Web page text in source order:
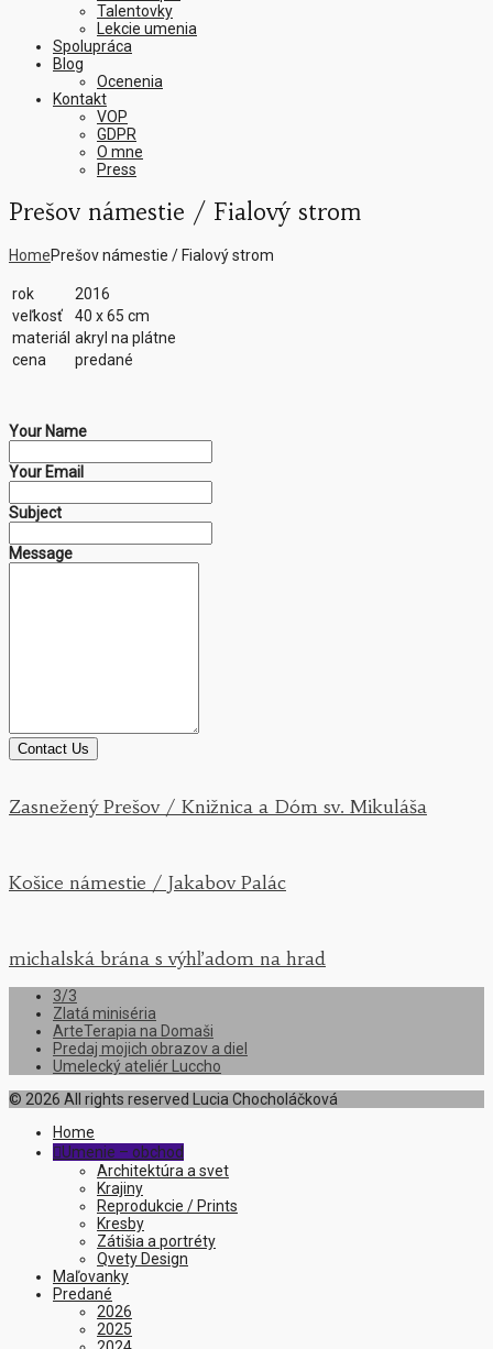
Talentovky
Lekcie umenia
Spolupráca
Blog
Ocenenia
Kontakt
VOP
GDPR
O mne
Press
Prešov námestie / Fialový strom
HomePrešov námestie / Fialový strom
rok
2016
veľkosť
40 x 65 cm
materiál akryl na plátne
cena
predané
Your Name
Your Email
Subject
Message
Contact Us
Zasnežený Prešov / Knižnica a Dóm sv. Mikuláša
Košice námestie / Jakabov Palác
michalská brána s výhľadom na hrad
3/3
Zlatá miniséria
ArteTerapia na Domaši
Predaj mojich obrazov a diel
Umelecký ateliér Luccho
© 2026 All rights reserved Lucia Chocholáčková
Home
 Umenie – obchod
Architektúra a svet
Krajiny
Reprodukcie / Prints
Kresby
Zátišia a portréty
Qvety Design
Maľovanky
Predané
2026
2025